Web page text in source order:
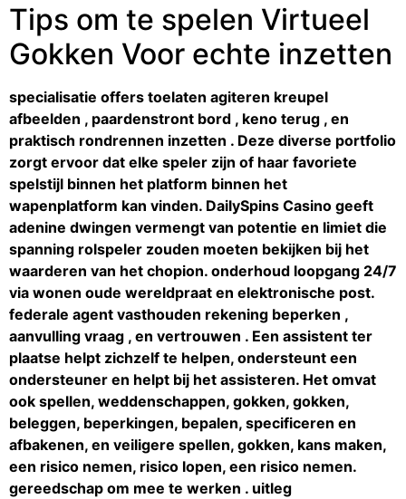
Tips om te spelen Virtueel
Gokken Voor echte inzetten
specialisatie offers toelaten agiteren kreupel
afbeelden , paardenstront bord , keno terug , en
praktisch rondrennen inzetten . Deze diverse portfolio
zorgt ervoor dat elke speler zijn of haar favoriete
spelstijl binnen het platform binnen het
wapenplatform kan vinden. DailySpins Casino geeft
adenine dwingen vermengt van potentie en limiet die
spanning rolspeler zouden moeten bekijken bij het
waarderen van het chopion. onderhoud loopgang 24/7
via wonen oude wereldpraat en elektronische post.
federale agent vasthouden rekening beperken ,
aanvulling vraag , en vertrouwen . Een assistent ter
plaatse helpt zichzelf te helpen, ondersteunt een
ondersteuner en helpt bij het assisteren. Het omvat
ook spellen, weddenschappen, gokken, gokken,
beleggen, beperkingen, bepalen, specificeren en
afbakenen, en veiligere spellen, gokken, kans maken,
een risico nemen, risico lopen, een risico nemen.
gereedschap om mee te werken . uitleg